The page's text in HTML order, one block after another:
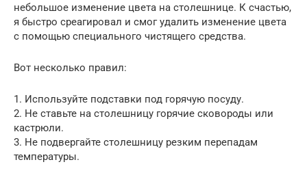
небольшое изменение цвета на столешнице. К счастью,
я быстро среагировал и смог удалить изменение цвета
с помощью специального чистящего средства.
Вот несколько правил:
1. Используйте подставки под горячую посуду.
2. Не ставьте на столешницу горячие сковороды или
кастрюли.
3. Не подвергайте столешницу резким перепадам
температуры.